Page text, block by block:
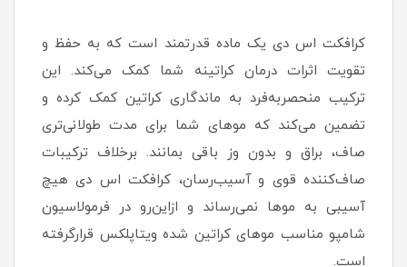
کرافکت اس دی یک ماده قدرتمند است که به حفظ و
تقویت اثرات درمان کراتینه شما کمک می‌کند. این
ترکیب منحصربه‌فرد به ماندگاری کراتین کمک کرده و
تضمین می‌کند که موهای شما برای مدت طولانی‌تری
صاف، براق و بدون وز باقی بمانند. برخلاف ترکیبات
صاف‌کننده قوی و آسیب‌رسان، کرافکت اس دی هیچ
آسیبی به موها نمی‌رساند و ازاین‌رو در فرمولاسیون
شامپو مناسب موهای کراتین شده ویتاپلکس قرارگرفته
است.